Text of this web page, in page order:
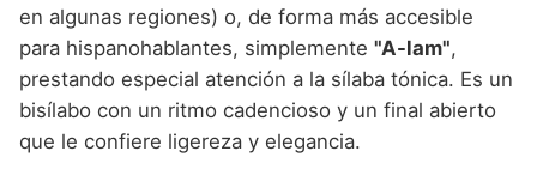
en algunas regiones) o, de forma más accesible
para hispanohablantes, simplemente "A-lam",
prestando especial atención a la sílaba tónica. Es un
bisílabo con un ritmo cadencioso y un final abierto
que le confiere ligereza y elegancia.